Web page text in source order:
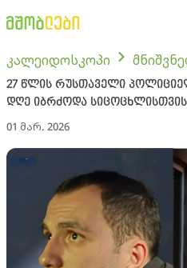
კალეიდოსკოპი
27 წლის რუსთაველი
დღე იბრძოდა
01 მარ. 2026